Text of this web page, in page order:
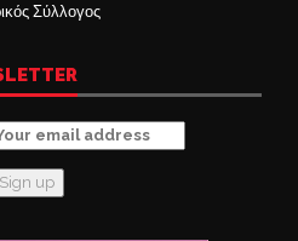
Σύλλογος